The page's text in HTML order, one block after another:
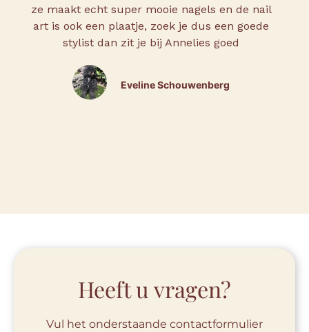
ze maakt echt super mooie nagels en de nail
art is ook een plaatje, zoek je dus een goede
stylist dan zit je bij Annelies goed
Eveline Schouwenberg
Heeft u vragen?
Vul het onderstaande contactformulier